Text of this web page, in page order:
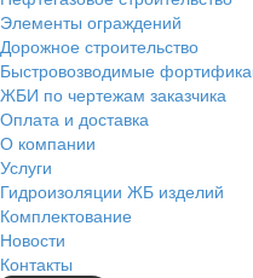
Элементы ограждений
Дорожное строительство
Быстровозводимые
ЖБИ по чертежам заказчика
Оплата и доставка
О компании
Услуги
Гидроизоляции ЖБ изделий
Комплектование
Новости
Контакты